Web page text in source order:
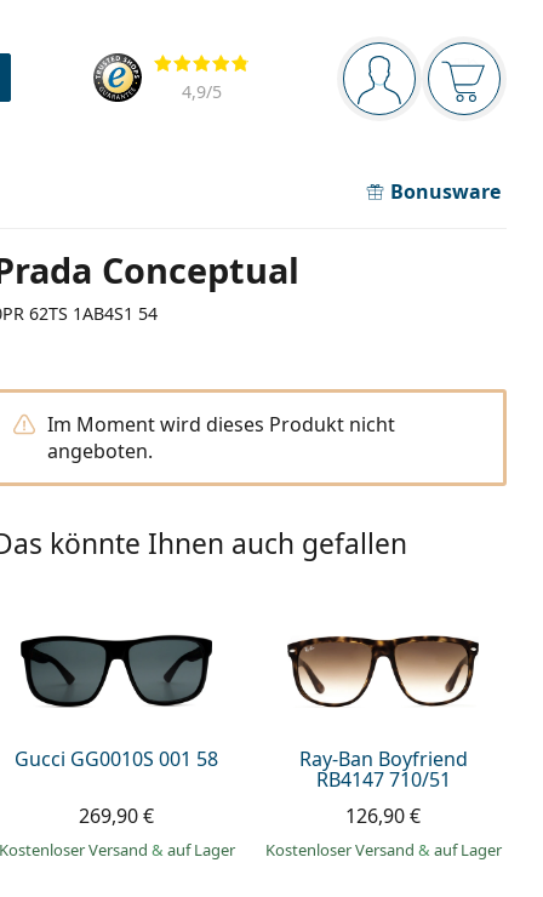
Navigationsleiste
Sie sind Der
Bewertung
4,9/5
Bonusware
Conceptual
62TS 1AB4S1 54
Im Moment wird dieses Produkt nicht
angeboten.
könnte Ihnen auch gefallen
Gucci GG0010S 001 58
269,90 €
Kostenloser Versand & auf Lager
Ray-Ban Boyfriend
RB4147 710/51
126,90 €
Kostenloser Versand & auf Lager